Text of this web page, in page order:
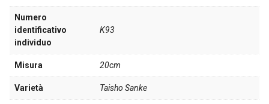
Numero
identificativo
individuo
K93
Misura 20cm
Varietà Taisho Sanke